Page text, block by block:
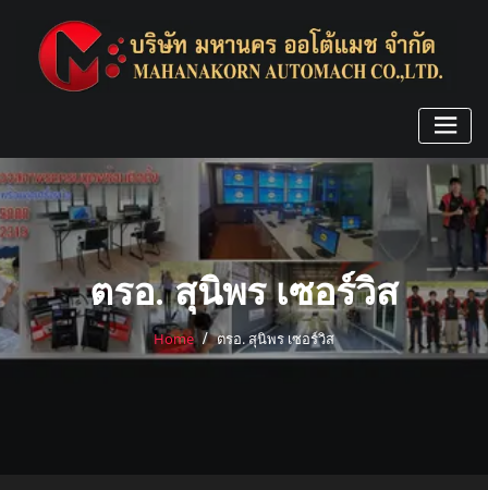
content
ตรอ. สุนิพร เซอร์วิส
Home ตรอ. สุนิพร เซอร์วิส